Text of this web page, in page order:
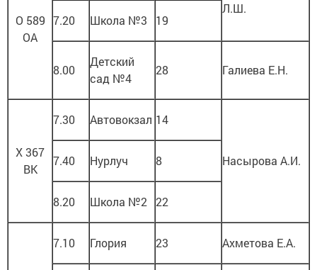
О 589
ОА
Л.Ш.
7.20
Школа №3 19
8.00
Детский
сад №4
28 Галиева Е.Н.
Х 367
ВК
7.30 Автовокзал 14
Насырова А.И.
7.40 Нурлуч 8
8.20 Школа №2 22
7.10 Глория 23 Ахметова Е.А.